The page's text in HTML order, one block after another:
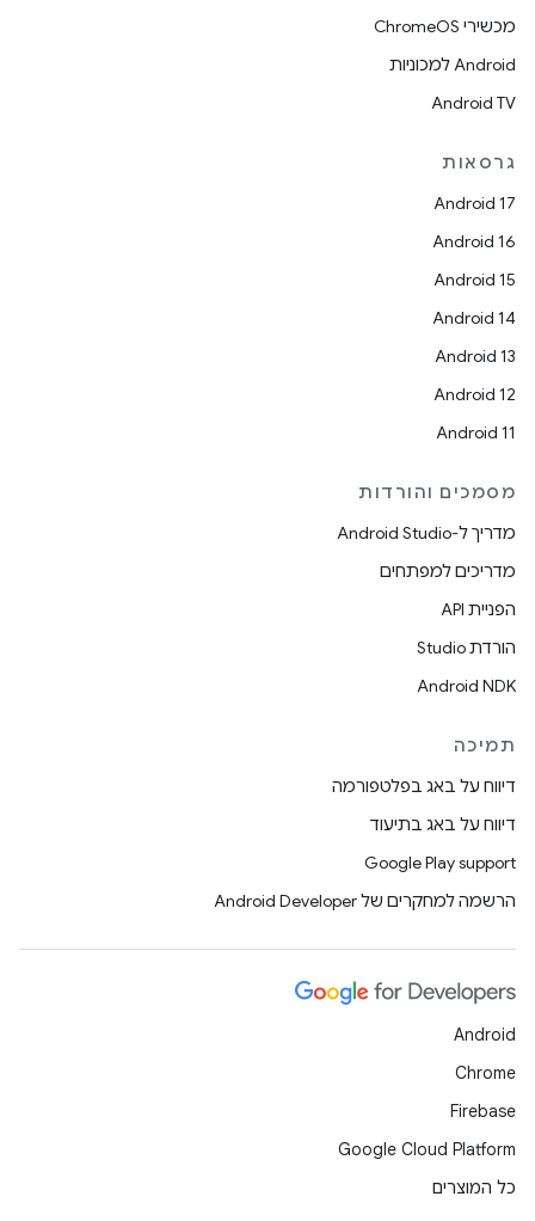
מכשירי ChromeOS
Android למכוניות
Android TV
גרסאות
Android 17
Android 16
Android 15
Android 14
Android 13
Android 12
Android 11
מסמכים והורדות
מדריך ל-Android Studio
מדריכים למפתחים
הפניית API
הורדת Studio
Android NDK
תמיכה
דיווח על באג בפלטפורמה
דיווח על באג בתיעוד
Google Play support
הרשמה למחקרים של Android Developer
Android
Chrome
Firebase
Google Cloud Platform
כל המוצרים